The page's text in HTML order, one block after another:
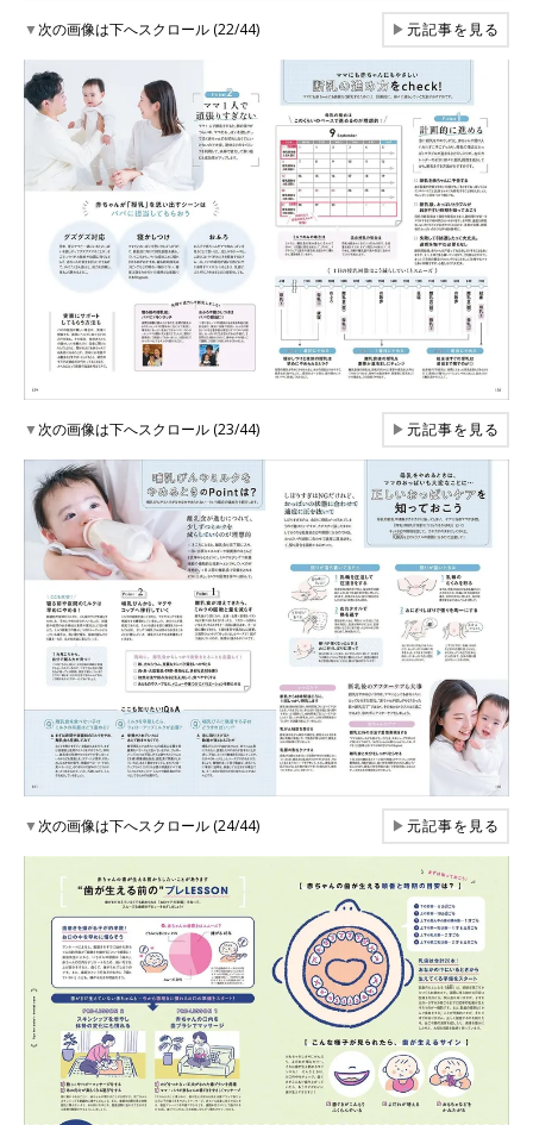
▼次の画像は下へスクロール (22/44) ▶元記事を見る
▼次の画像は下へスクロール (23/44) ▶元記事を見る
▼次の画像は下へスクロール (24/44) ▶元記事を見る